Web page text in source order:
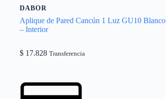
DABOR
Aplique de Pared Cancún 1 Luz GU10 Blanco
– Interior
$ 17.828 Transferencia